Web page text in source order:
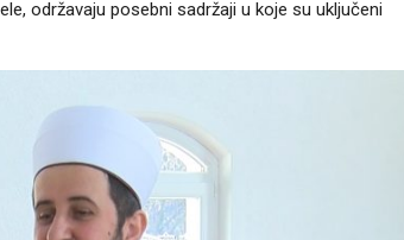
održavaju posebni sadržaji u koje su uključeni